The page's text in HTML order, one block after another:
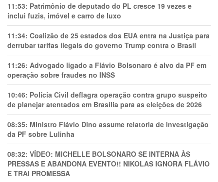
11:53: Patrimônio de deputado do PL cresce 19 vezes e
inclui fuzis, imóvel e carro de luxo
11:34: Coalizão de 25 estados dos EUA entra na Justiça para
derrubar tarifas ilegais do governo Trump contra o Brasil
11:26: Advogado ligado a Flávio Bolsonaro é alvo da PF em
operação sobre fraudes no INSS
10:46: Polícia Civil deflagra operação contra grupo suspeito
de planejar atentados em Brasília para as eleições de 2026
08:35: Ministro Flávio Dino assume relatoria de investigação
da PF sobre Lulinha
08:32: VÍDEO: MICHELLE BOLSONARO SE INTERNA ÀS
PRESSAS E ABANDONA EVENTO!! NIKOLAS IGNORA FLÁVIO
E TRAl PROMESSA